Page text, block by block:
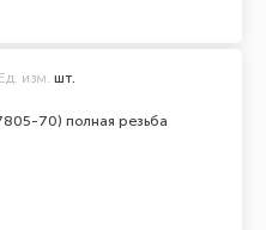
70) полная резьба
Ед. изм. шт.